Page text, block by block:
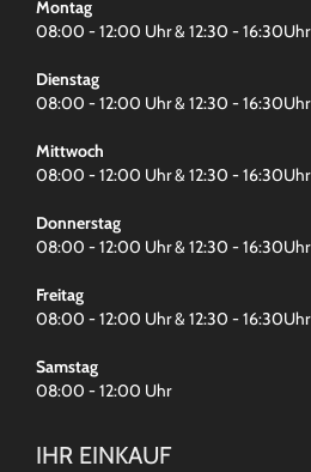
Montag
08:00 - 12:00 Uhr & 12:30 - 16:30Uhr
Dienstag
08:00 - 12:00 Uhr & 12:30 - 16:30Uhr
Mittwoch
08:00 - 12:00 Uhr & 12:30 - 16:30Uhr
Donnerstag
08:00 - 12:00 Uhr & 12:30 - 16:30Uhr
Freitag
08:00 - 12:00 Uhr & 12:30 - 16:30Uhr
Samstag
08:00 - 12:00 Uhr
IHR EINKAUF